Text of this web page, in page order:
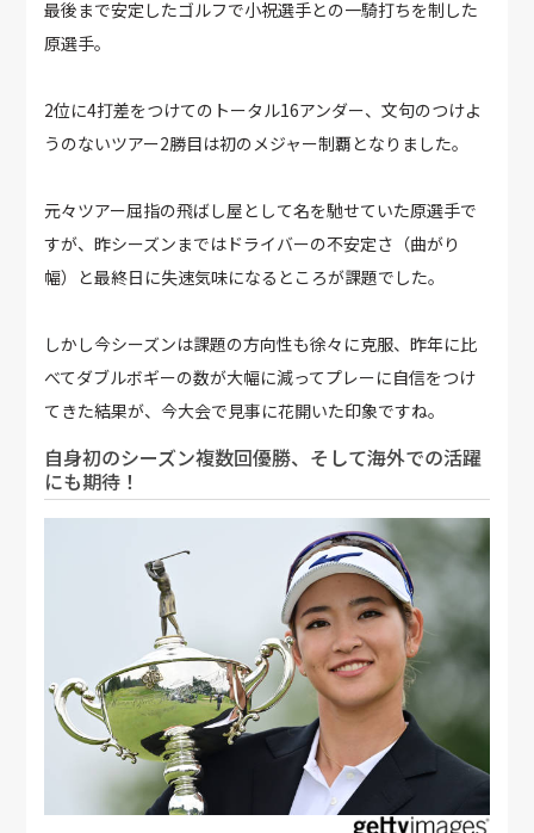
最後まで安定したゴルフで小祝選手との一騎打ちを制した
原選手。
2位に4打差をつけてのトータル16アンダー、文句のつけよ
うのないツアー2勝目は初のメジャー制覇となりました。
元々ツアー屈指の飛ばし屋として名を馳せていた原選手で
すが、昨シーズンまではドライバーの不安定さ（曲がり
幅）と最終日に失速気味になるところが課題でした。
しかし今シーズンは課題の方向性も徐々に克服、昨年に比
べてダブルボギーの数が大幅に減ってプレーに自信をつけ
てきた結果が、今大会で見事に花開いた印象ですね。
自身初のシーズン複数回優勝、そして海外での活躍
にも期待！